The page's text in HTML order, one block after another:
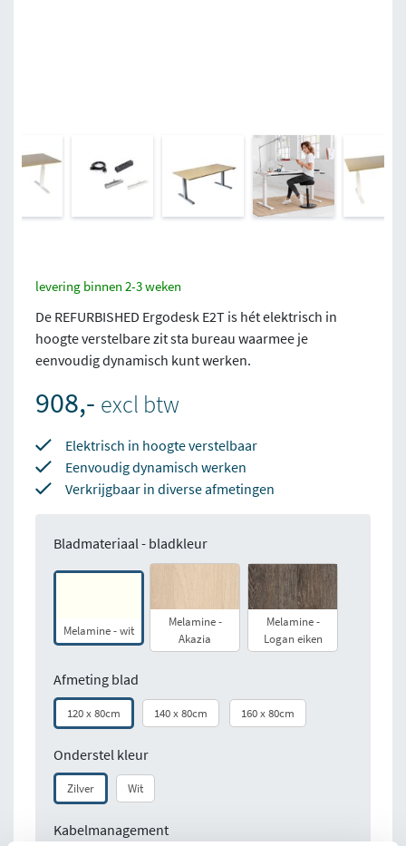
levering binnen 2-3 weken
De REFURBISHED Ergodesk E2T is hét elektrisch in
hoogte verstelbare zit sta bureau waarmee je
eenvoudig dynamisch kunt werken.
908,- excl btw
Elektrisch in hoogte verstelbaar
Eenvoudig dynamisch werken
Verkrijgbaar in diverse afmetingen
Bladmateriaal - bladkleur
Melamine - wit
Melamine -
Akazia
Melamine -
Logan eiken
Afmeting blad
120 x 80cm 140 x 80cm 160 x 80cm
Onderstel kleur
Zilver Wit
Kabelmanagement